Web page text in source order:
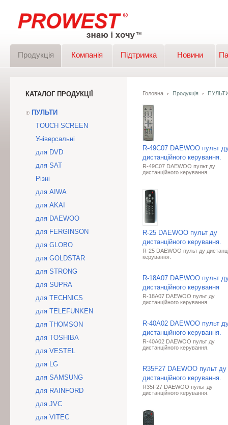
Продукція Компанія Підтримка Новини
КАТАЛОГ ПРОДУКЦІЇ
ПУЛЬТИ
TOUCH SCREEN
Універсальні
для DVD
для SAT
Різні
для AIWA
для AKAI
для DAEWOO
для FERGINSON
для GLOBO
для GOLDSTAR
для STRONG
для SUPRA
для TECHNICS
для TELEFUNKEN
для THOMSON
для TOSHIBA
для VESTEL
для LG
для SAMSUNG
для RAINFORD
для JVC
для VITEC
Головна Продукція
R-49C07 DAEWOO пульт
дистанційного керування.
R-49C07 DAEWOO пульт ду
дистанційного керування.
R-25 DAEWOO пульт ду
дистанційного керування.
R-25 DAEWOO пульт ду
керування.
R-18A07 DAEWOO пульт
дистанційного керування
R-18A07 DAEWOO пульт ду
дистанційного керування
R-40A02 DAEWOO пульт
дистанційного керування.
R-40A02 DAEWOO пульт ду
дистанційного керування.
R35F27 DAEWOO пульт ду
дистанційного керування.
R35F27 DAEWOO пульт ду
дистанційного керування.